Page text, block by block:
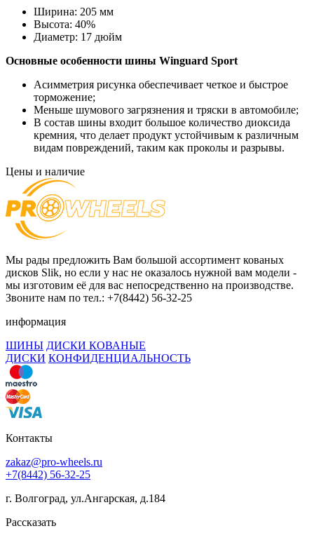
Ширина: 205 мм
Высота: 40%
Диаметр: 17 дюйм
Основные особенности шины Winguard Sport
Асимметрия рисунка обеспечивает четкое и быстрое
торможение;
Меньше шумового загрязнения и тряски в автомобиле;
В состав шины входит большое количество диоксида
кремния, что делает продукт устойчивым к различным
видам повреждений, таким как проколы и разрывы.
Цены и наличие
Мы рады предложить Вам большой ассортимент кованых
дисков Slik, но если у нас не оказалось нужной вам модели -
мы изготовим её для вас непосредственно на производстве.
Звоните нам по тел.: +7(8442) 56-32-25
информация
ШИНЫ ДИСКИ КОВАНЫЕ
ДИСКИ КОНФИДЕНЦИАЛЬНОСТЬ
Контакты
zakaz@pro-wheels.ru
+7(8442) 56-32-25
г. Волгоград, ул.Ангарская, д.184
Рассказать